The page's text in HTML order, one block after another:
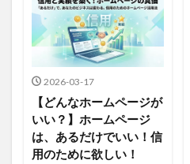
2026-03-17
【どんなホームページが
いい？】ホームページ
は、あるだけでいい！信
用のために欲しい！